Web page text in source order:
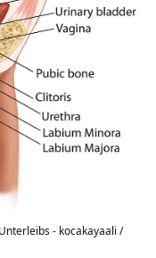
- kocakayaali /